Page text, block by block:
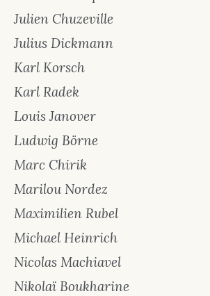
Julien Chuzeville
Julius Dickmann
Karl Korsch
Karl Radek
Louis Janover
Ludwig Börne
Marc Chirik
Marilou Nordez
Maximilien Rubel
Michael Heinrich
Nicolas Machiavel
Nikolaï Boukharine